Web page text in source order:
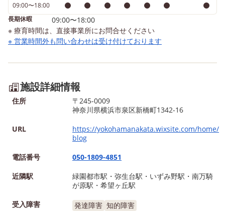
09:00〜18:00
長期休暇
09:00〜18:00
※ 療育時間は、直接事業所にお問合せください
※ 営業時間外も問い合わせは受け付けております
施設詳細情報
住所
〒245-0009
神奈川県横浜市泉区新橋町1342-16
URL
https://yokohamanakata.wixsite.com/home/
blog
電話番号
050-1809-4851
近隣駅
緑園都市駅・弥生台駅・いずみ野駅・南万騎
が原駅・希望ヶ丘駅
受入障害
発達障害 知的障害